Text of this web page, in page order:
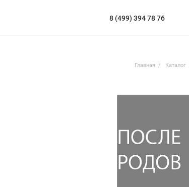
8 (499) 394 78 76
Главная Каталог